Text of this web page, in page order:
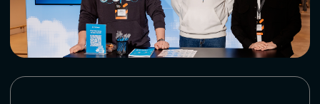
АККРЕДИТАЦИЯ
СМИ